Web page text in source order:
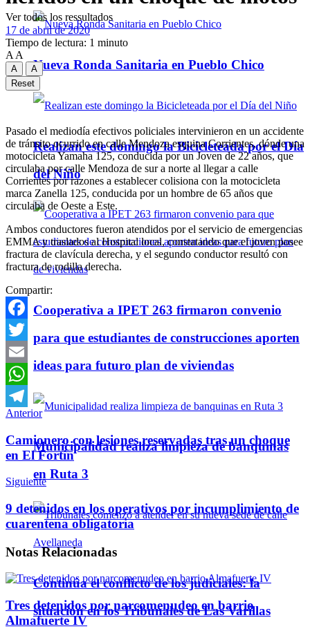
Nueva Ronda Sanitaria en Pueblo Chico
Realizan este domingo la Bicicleteada por el Día
del Niño
Cooperativa a IPET 263 firmaron convenio
para que estudiantes de construcciones aporten
ideas para futuro plan de viviendas
Municipalidad realiza limpieza de banquinas
en Ruta 3
Continúa el conflicto de los judiciales: la
situación en los Tribunales de Las Varillas
Ver todos los ressultados
17 de abril de 2020
Tiempo de lectura: 1 minuto
A A
A
A
Reset
Pasado el mediodía efectivos policiales intervinieron en un accidente
de tránsito ocurrido en calle Mendoza esquina Corrientes, dónde una
motocicleta Yamaha 125, conducida por un Joven de 22 años, que
circulaba por calle Mendoza de sur a norte al llegar a calle
Corrientes por razones a establecer colisiona con la motocicleta
marca Zanella 125, conducida por un hombre de 65 años que
circulaba de Oeste a Este.
Ambos conductores fueron atendidos por el servicio de emergencias
EMMA y traslados al Hospital local, constatando que el joven posee
fractura de clavícula derecha, y el segundo conductor resultó con
fractura de rodilla derecha.
Compartir:
Facebook
Twitter
Email
WhatsApp
Telegram
Anterior
Camionero con lesiones reservadas tras un choque
en El Fortín
Siguiente
9 detenidos en los operativos por incumplimiento de
cuarentena obligatoria
NotasRelacionadas
Tres detenidos por narcomenudeo en barrio
Almafuerte IV